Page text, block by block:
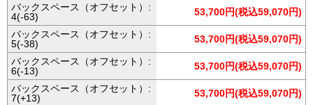
バックスペース（オフセット）:
4(-63)
53,700円(税込59,070円)
バックスペース（オフセット）:
5(-38)
53,700円(税込59,070円)
バックスペース（オフセット）:
6(-13)
53,700円(税込59,070円)
バックスペース（オフセット）:
7(+13)
53,700円(税込59,070円)